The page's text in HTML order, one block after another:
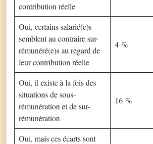
contribution réelle
Oui, certains salarié(e)s
semblent au contraire sur-
rémunéré(e)s au regard de
leur contribution réelle
4 %
Oui, il existe à la fois des
situations de sous-
rémunération et de sur-
rémunération
16 %
Oui, mais ces écarts sont